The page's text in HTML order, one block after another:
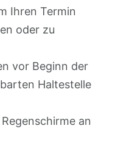
Ihren Termin
oder zu
vor Beginn der
Haltestelle
an